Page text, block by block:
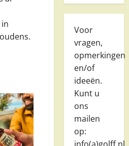
Voor
vragen,
opmerkingen
en/of
ideeën.
Kunt u
ons
mailen
op: